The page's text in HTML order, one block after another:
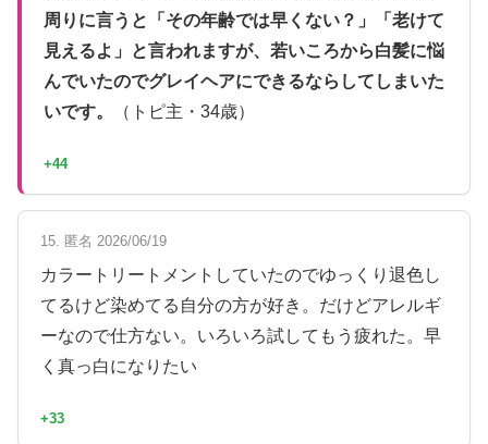
周りに言うと「その年齢では早くない？」「老けて
見えるよ」と言われますが、若いころから白髪に悩
んでいたのでグレイヘアにできるならしてしまいた
いです。
（トピ主・34歳）
+44
15. 匿名 2026/06/19
カラートリートメントしていたのでゆっくり退色し
てるけど染めてる自分の方が好き。だけどアレルギ
ーなので仕方ない。いろいろ試してもう疲れた。早
く真っ白になりたい
+33